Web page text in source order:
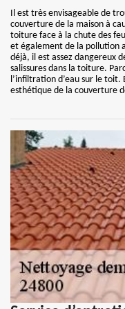
Il est très envisageable de
couverture de la maison à
toiture face à la chute des
et également de la pollution
déjà, il est assez dangereux
salissures dans la toiture.
l’infiltration d’eau sur le toit.
esthétique de la couverture